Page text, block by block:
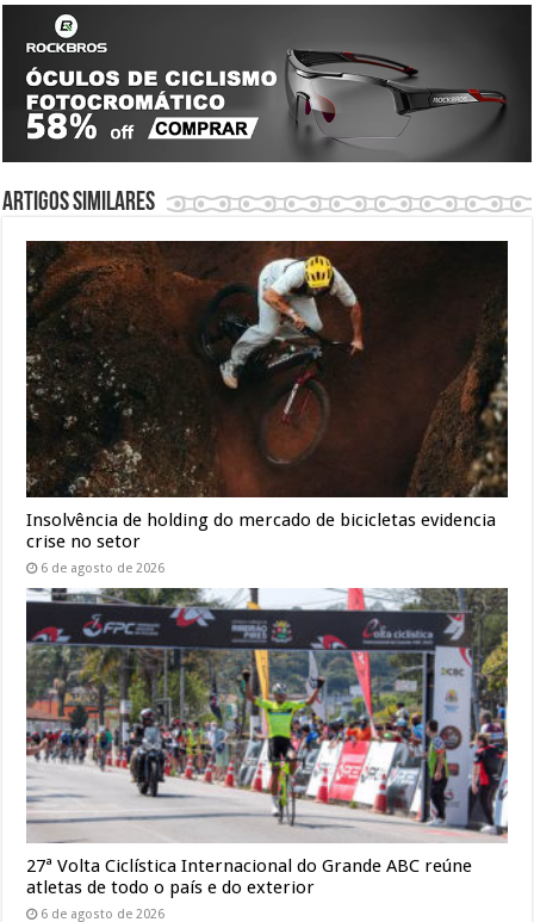
Artigos similares
Insolvência de holding do mercado de bicicletas evidencia
crise no setor
6 de agosto de 2026
27ª Volta Ciclística Internacional do Grande ABC reúne
atletas de todo o país e do exterior
6 de agosto de 2026